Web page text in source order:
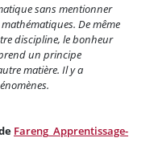
sans mentionner
De même
discipline, le bonheur
un principe
matière. Il y a
Fareng_Apprentissage-